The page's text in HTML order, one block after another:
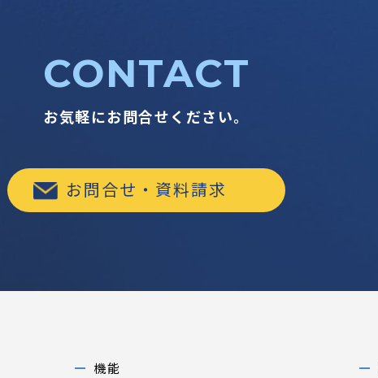
CONTACT
お気軽にお問合せください。
お問合せ・資料請求
機能